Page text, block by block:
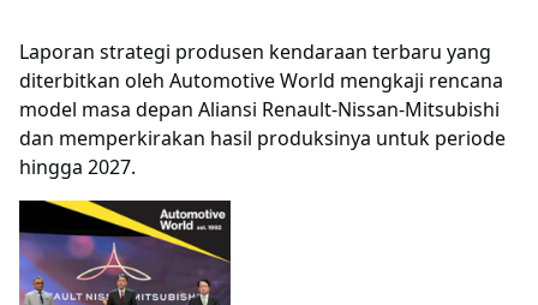
Laporan strategi produsen kendaraan terbaru yang
diterbitkan oleh Automotive World mengkaji rencana
model masa depan Aliansi Renault-Nissan-Mitsubishi
dan memperkirakan hasil produksinya untuk periode
hingga 2027.